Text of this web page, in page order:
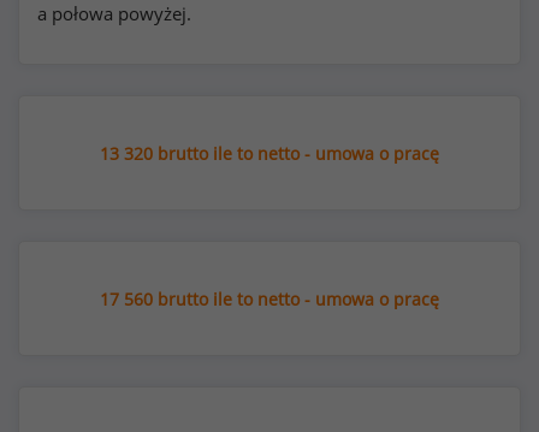
a połowa powyżej.
13 320 brutto ile to netto - umowa o pracę
17 560 brutto ile to netto - umowa o pracę